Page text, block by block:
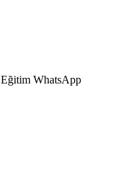
Eğitim WhatsApp